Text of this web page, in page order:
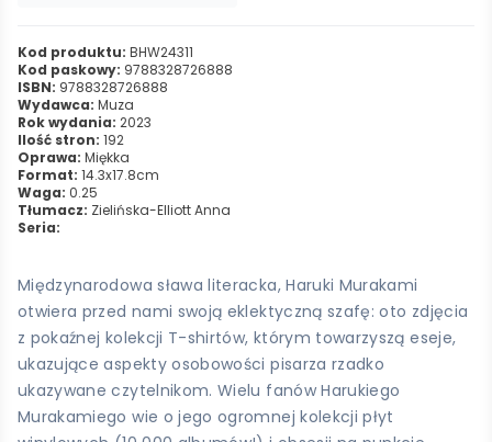
Kod produktu: BHW24311
Kod paskowy: 9788328726888
ISBN: 9788328726888
Wydawca: Muza
Rok wydania: 2023
Ilość stron: 192
Oprawa: Miękka
Format: 14.3x17.8cm
Waga: 0.25
Tłumacz: Zielińska-Elliott Anna
Seria:
Międzynarodowa sława literacka, Haruki Murakami
otwiera przed nami swoją eklektyczną szafę: oto zdjęcia
z pokaźnej kolekcji T-shirtów, którym towarzyszą eseje,
ukazujące aspekty osobowości pisarza rzadko
ukazywane czytelnikom. Wielu fanów Harukiego
Murakamiego wie o jego ogromnej kolekcji płyt